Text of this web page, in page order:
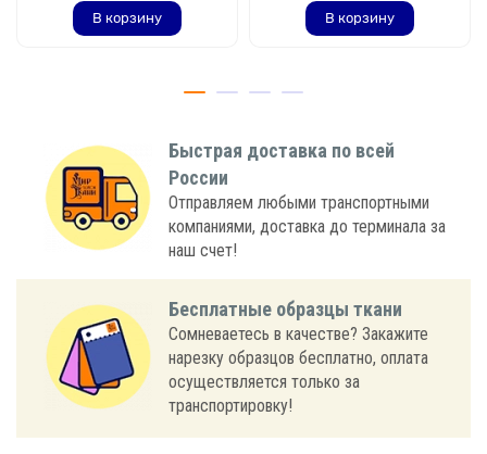
В корзину В корзину
Быстрая доставка по всей
России
Отправляем любыми транспортными
компаниями, доставка до терминала за
наш счет!
Бесплатные образцы ткани
Сомневаетесь в качестве? Закажите
нарезку образцов бесплатно, оплата
осуществляется только за
транспортировку!